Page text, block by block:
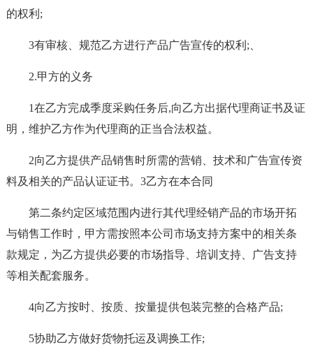
的权利;
3有审核、规范乙方进行产品广告宣传的权利;、
2.甲方的义务
1在乙方完成季度采购任务后,向乙方出据代理商证书及证
明，维护乙方作为代理商的正当合法权益。
2向乙方提供产品销售时所需的营销、技术和广告宣传资
料及相关的产品认证证书。3乙方在本合同
第二条约定区域范围内进行其代理经销产品的市场开拓
与销售工作时，甲方需按照本公司市场支持方案中的相关条
款规定，为乙方提供必要的市场指导、培训支持、广告支持
等相关配套服务。
4向乙方按时、按质、按量提供包装完整的合格产品;
5协助乙方做好货物托运及调换工作;